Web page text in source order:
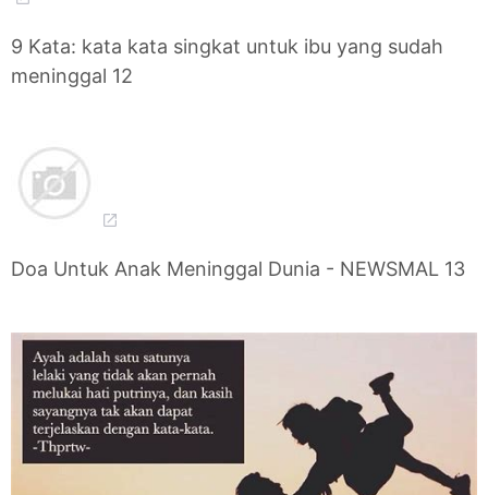
9 Kata: kata kata singkat untuk ibu yang sudah
meninggal 12
Doa Untuk Anak Meninggal Dunia - NEWSMAL 13